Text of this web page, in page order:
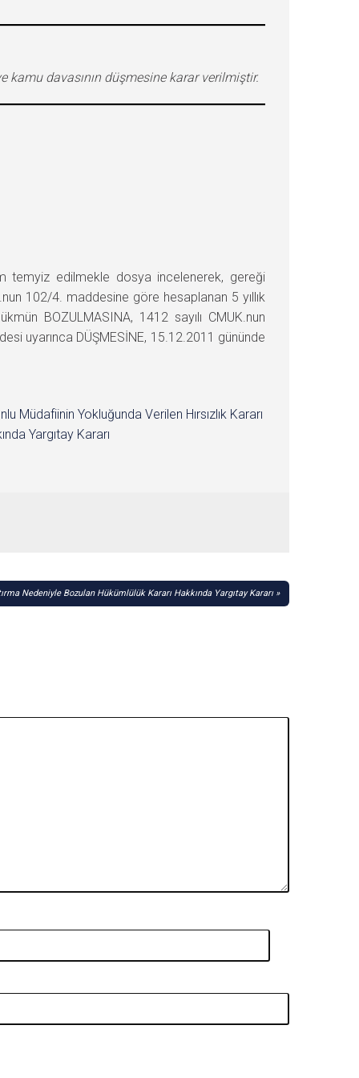
kamu davasının düşmesine karar verilmiştir.
temyiz edilmekle dosya incelenerek, gereği
102/4. maddesine göre hesaplanan 5 yıllık
BOZULMASINA, 1412 sayılı CMUK.nun
uyarınca DÜŞMESİNE, 15.12.2011 gününde
Müdafiinin Yokluğunda Verilen Hırsızlık Kararı
Yargıtay Kararı
Nedeniyle Bozulan Hükümlülük Kararı Hakkında Yargıtay Kararı